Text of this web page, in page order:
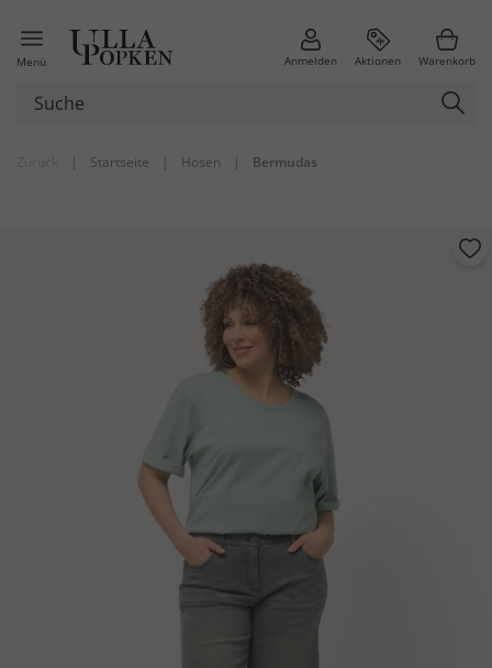
Menü Anmelden Aktionen Warenkorb
| Startseite | Hosen | Bermudas